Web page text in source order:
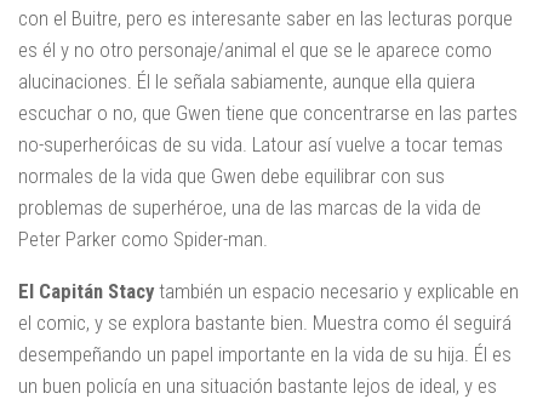
con el Buitre, pero es interesante saber en las lecturas porque
es él y no otro personaje/animal el que se le aparece como
alucinaciones. Él le señala sabiamente, aunque ella quiera
escuchar o no, que Gwen tiene que concentrarse en las partes
no-superheróicas de su vida. Latour así vuelve a tocar temas
normales de la vida que Gwen debe equilibrar con sus
problemas de superhéroe, una de las marcas de la vida de
Peter Parker como Spider-man.
El Capitán Stacy también un espacio necesario y explicable en
el comic, y se explora bastante bien. Muestra como él seguirá
desempeñando un papel importante en la vida de su hija. Él es
un buen policía en una situación bastante lejos de ideal, y es